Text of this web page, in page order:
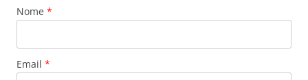
Nome *
Email *